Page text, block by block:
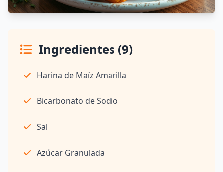
Ingredientes (9)
Harina de Maíz Amarilla
Bicarbonato de Sodio
Sal
Azúcar Granulada